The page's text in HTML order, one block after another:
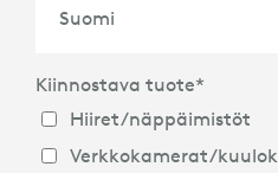
Maa*
Kiinnostava tuote*
Hiiret/näppäimistöt
Verkkokamerat/